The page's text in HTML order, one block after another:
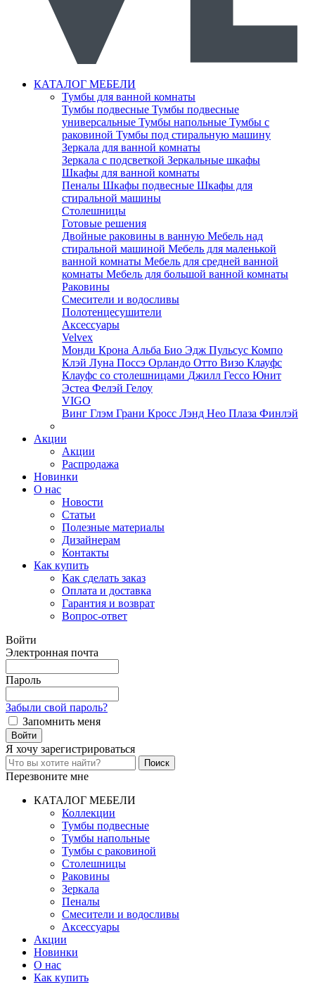
КАТАЛОГ МЕБЕЛИ
Тумбы для ванной комнаты
Тумбы подвесные Тумбы подвесные
универсальные Тумбы напольные Тумбы с
раковиной Тумбы под стиральную машину
Зеркала для ванной комнаты
Зеркала с подсветкой Зеркальные шкафы
Шкафы для ванной комнаты
Пеналы Шкафы подвесные Шкафы для
стиральной машины
Столешницы
Готовые решения
Двойные раковины в ванную Мебель над
стиральной машиной Мебель для маленькой
ванной комнаты Мебель для средней ванной
комнаты Мебель для большой ванной комнаты
Раковины
Смесители и водосливы
Полотенцесушители
Аксессуары
Velvex
Монди Крона Альба Био Эдж Пульсус Компо
Клэй Луна Поссэ Орландо Отто Визо Клауфс
Клауфс со столешницами Джилл Гессо Юнит
Эстеа Фелэй Гелоу
VIGO
Винг Глэм Грани Кросс Лэнд Нео Плаза Финлэй
Акции
Акции
Распродажа
Новинки
О нас
Новости
Статьи
Полезные материалы
Дизайнерам
Контакты
Как купить
Как сделать заказ
Оплата и доставка
Гарантия и возврат
Вопрос-ответ
Войти
Электронная почта
Пароль
Забыли свой пароль?
Запомнить меня
Я хочу зарегистрироваться
Перезвоните мне
КАТАЛОГ МЕБЕЛИ
Коллекции
Тумбы подвесные
Тумбы напольные
Тумбы с раковиной
Столешницы
Раковины
Зеркала
Пеналы
Смесители и водосливы
Аксессуары
Акции
Новинки
О нас
Как купить